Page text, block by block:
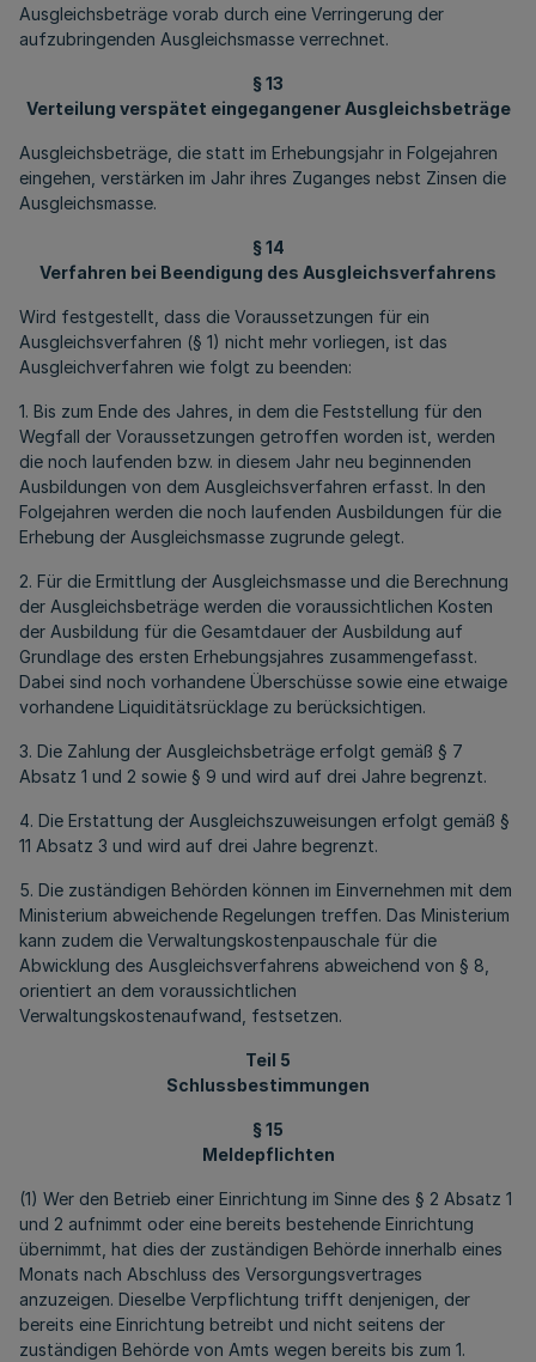
Ausgleichsbeträge vorab durch eine Verringerung der
aufzubringenden Ausgleichsmasse verrechnet.
§ 13
Verteilung verspätet eingegangener Ausgleichsbeträge
Ausgleichsbeträge, die statt im Erhebungsjahr in Folgejahren
eingehen, verstärken im Jahr ihres Zuganges nebst Zinsen die
Ausgleichsmasse.
§ 14
Verfahren bei Beendigung des Ausgleichsverfahrens
Wird festgestellt, dass die Voraussetzungen für ein
Ausgleichsverfahren (§ 1) nicht mehr vorliegen, ist das
Ausgleichverfahren wie folgt zu beenden:
1. Bis zum Ende des Jahres, in dem die Feststellung für den
Wegfall der Voraussetzungen getroffen worden ist, werden
die noch laufenden bzw. in diesem Jahr neu beginnenden
Ausbildungen von dem Ausgleichsverfahren erfasst. In den
Folgejahren werden die noch laufenden Ausbildungen für die
Erhebung der Ausgleichsmasse zugrunde gelegt.
2. Für die Ermittlung der Ausgleichsmasse und die Berechnung
der Ausgleichsbeträge werden die voraussichtlichen Kosten
der Ausbildung für die Gesamtdauer der Ausbildung auf
Grundlage des ersten Erhebungsjahres zusammengefasst.
Dabei sind noch vorhandene Überschüsse sowie eine etwaige
vorhandene Liquiditätsrücklage zu berücksichtigen.
3. Die Zahlung der Ausgleichsbeträge erfolgt gemäß § 7
Absatz 1 und 2 sowie § 9 und wird auf drei Jahre begrenzt.
4. Die Erstattung der Ausgleichszuweisungen erfolgt gemäß §
11 Absatz 3 und wird auf drei Jahre begrenzt.
5. Die zuständigen Behörden können im Einvernehmen mit dem
Ministerium abweichende Regelungen treffen. Das Ministerium
kann zudem die Verwaltungskostenpauschale für die
Abwicklung des Ausgleichsverfahrens abweichend von § 8,
orientiert an dem voraussichtlichen
Verwaltungskostenaufwand, festsetzen.
Teil 5
Schlussbestimmungen
§ 15
Meldepflichten
(1) Wer den Betrieb einer Einrichtung im Sinne des § 2 Absatz 1
und 2 aufnimmt oder eine bereits bestehende Einrichtung
übernimmt, hat dies der zuständigen Behörde innerhalb eines
Monats nach Abschluss des Versorgungsvertrages
anzuzeigen. Dieselbe Verpflichtung trifft denjenigen, der
bereits eine Einrichtung betreibt und nicht seitens der
zuständigen Behörde von Amts wegen bereits bis zum 1.